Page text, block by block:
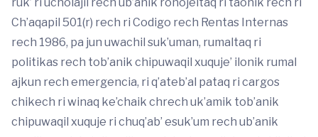
Ch’aqapil 501(r) rech ri Codigo rech Rentas Internas
rech 1986, pa jun uwachil suk’uman, rumaltaq ri
politikas rech tob’anik chipuwaqil xuquje’ ilonik rumal
ajkun rech emergencia, ri q’ateb’al pataq ri cargos
chikech ri winaq ke’chaik chrech uk’amik tob’anik
chipuwaqil xuquje ri chuq’ab’ esuk’um rech ub’anik